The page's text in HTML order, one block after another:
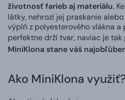
životnosť farieb aj materiálu.
látky, nehrozí jej praskanie
výplň z polyesterového vlákna a
perfektne drží tvar, naviac je tak
MiniKlona stane váš
Ako MiniKlona